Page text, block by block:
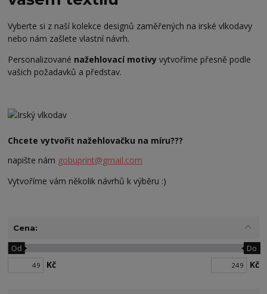
Vyberte si z naší kolekce designů zaměřených na irské vlkodavy
nebo nám zašlete vlastní návrh.
Personalizované nažehlovací motivy vytvoříme přesně podle
vašich požadavků a představ.
Chcete vytvořit nažehlovačku na míru???
napište nám gobuprint@gmail.com
Vytvoříme vám několik návrhů k výběru :)
Cena:
Kč
Od Do
Kč